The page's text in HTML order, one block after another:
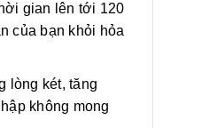
gian lên tới 120
của bạn khỏi hỏa
lòng két, tăng
không mong